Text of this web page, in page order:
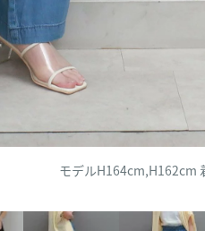
モデルH164cm,H162cm